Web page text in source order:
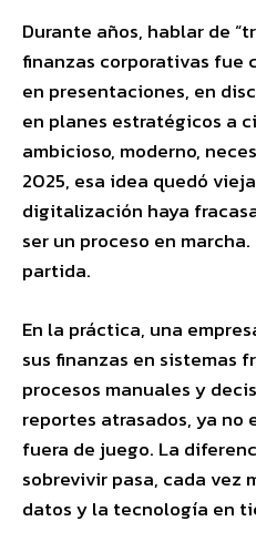
Durante años, hablar de
finanzas corporativas fue
en presentaciones, en
en planes estratégicos a
ambicioso, moderno,
2025, esa idea quedó
digitalización haya
ser un proceso en
partida.
En la práctica, una
sus finanzas en sistemas
procesos manuales y
reportes atrasados, ya no
fuera de juego. La
sobrevivir pasa, cada vez
datos y la tecnología en